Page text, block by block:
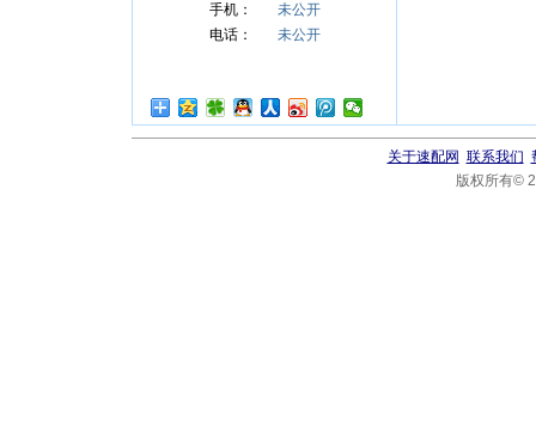
手机：
未公开
电话：
未公开
关于速配网 联系我们
版权所有©